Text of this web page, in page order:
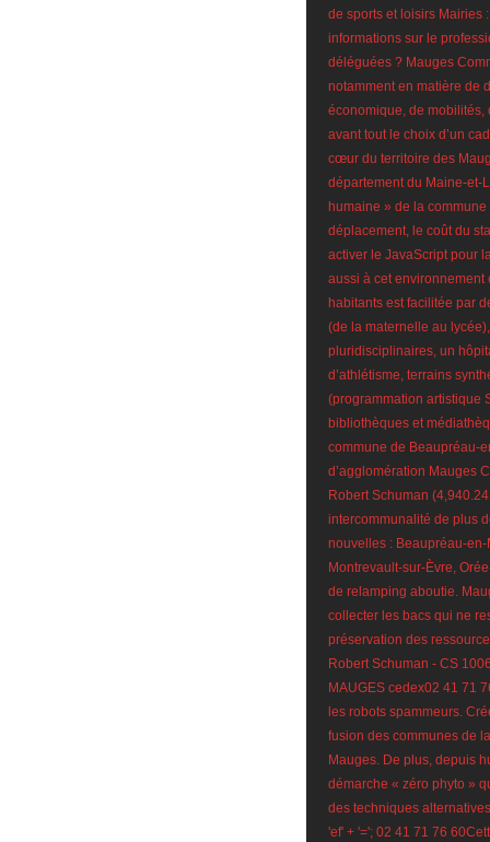
de sports et loisirs Mairies
informations sur le
déléguées ? Mauges
notamment en matière de
économique, de mobilités,
avant tout le choix d’un
cœur du territoire des
département du Maine-et-
humaine » de la
déplacement, le coût du
activer le JavaScript pour
aussi à cet
habitants est facilitée par
(de la maternelle au
pluridisciplinaires, un
d’athlétisme, terrains
(programmation artistique
bibliothèques et
commune de Beaupréau-
d’agglomération Mauges
Robert Schuman
intercommunalité de plus
nouvelles : Beaupréau-
Montrevault-sur-Èvre,
de relamping aboutie.
collecter les bacs qui ne
préservation des
Robert Schuman - CS
MAUGES cedex02 41 71
les robots spammeurs.
fusion des communes de
Mauges. De plus, depuis
démarche « zéro phyto »
des techniques
'ef' + '='; 02 41 71 76